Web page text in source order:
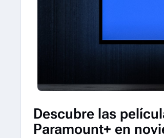
Descubre las
Paramount+ en